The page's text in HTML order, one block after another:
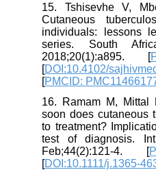
15. Tshisevhe V,
Cutaneous
individuals: lessons
series. South
2018;20(1):a895.
[DOI:10.4102/
[PMCID:
16. Ramam M,
soon does
to treatment?
test of diagnosis.
Feb;44(2):121-4. [
[DOI:10.1111/j.1365-